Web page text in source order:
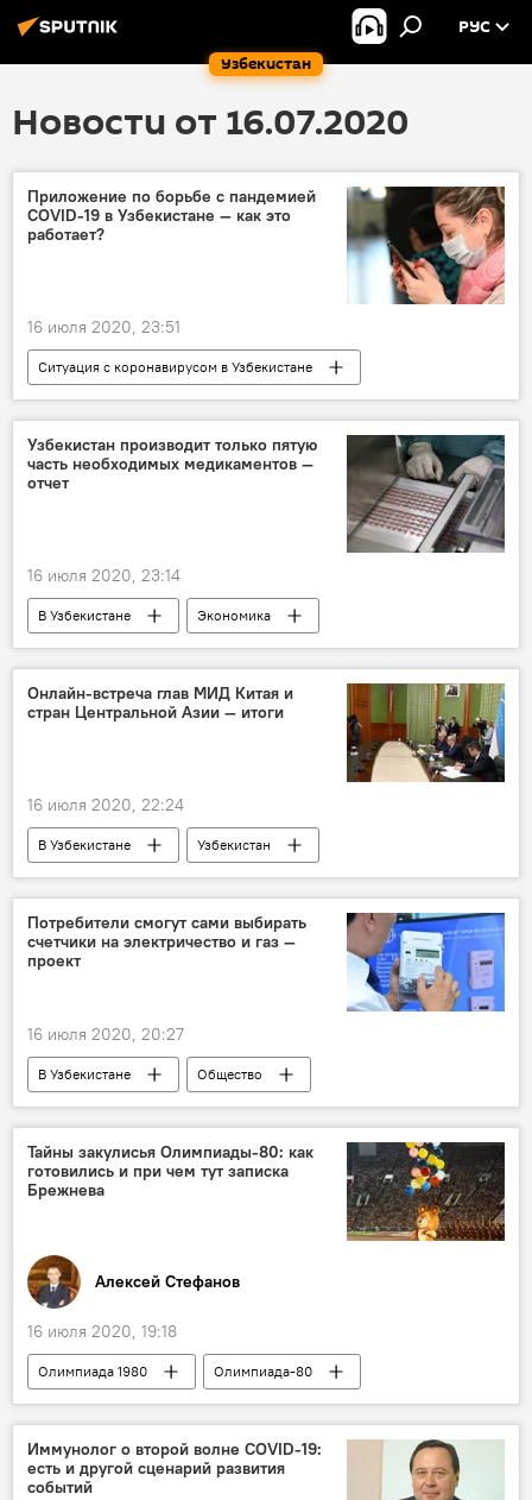
Узбекистан
РУС
Новости от 16.07.2020
Приложение по борьбе с пандемией
COVID-19 в Узбекистане — как это
работает?
16 июля 2020, 23:51
Ситуация с коронавирусом в Узбекистане
В Узбекистане
Общество
Узбекистан
Минздрав Узбекистана
Коронавирус COVID-19
Узбекистан производит только пятую
часть необходимых медикаментов —
отчет
16 июля 2020, 23:14
В Узбекистане
Экономика
Узбекистан
Шавкат Мирзиёев
фармацевтика
Политика
Онлайн-встреча глав МИД Китая и
стран Центральной Азии — итоги
16 июля 2020, 22:24
В Узбекистане
Узбекистан
Центральная Азия
Китай
Афганистан
Коронавирус COVID-19
Экономика
сотрудничество
Потребители смогут сами выбирать
счетчики на электричество и газ —
проект
16 июля 2020, 20:27
В Узбекистане
Общество
Узбекистан
Антимонопольный комитет Узбекистана
счетчики
электроэнергия
Тайны закулисья Олимпиады-80: как
готовились и при чем тут записка
Брежнева
Алексей Стефанов
16 июля 2020, 19:18
Олимпиада 1980 Олимпиада-80
Иммунолог о второй волне COVID-19:
есть и другой сценарий развития
событий